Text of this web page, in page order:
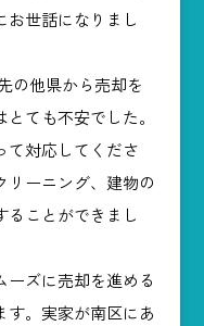
お世話になりまし
の他県から売却を
ても不安でした。
て対応してくださ
リーニング、建物の
ことができまし
ーズに売却を進める
す。実家が南区にあ